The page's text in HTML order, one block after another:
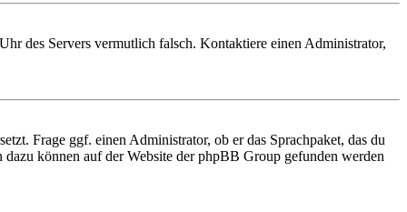
des Servers vermutlich falsch. Kontaktiere einen Administrator,
Frage ggf. einen Administrator, ob er das Sprachpaket, das du
können auf der Website der phpBB Group gefunden werden